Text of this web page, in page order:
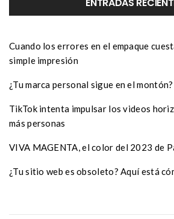
Cuando los errores en el empaque
simple impresión
¿Tu marca personal sigue en el montón?
TikTok intenta impulsar los videos
más personas
VIVA MAGENTA, el color del 2023 de
¿Tu sitio web es obsoleto? Aquí está